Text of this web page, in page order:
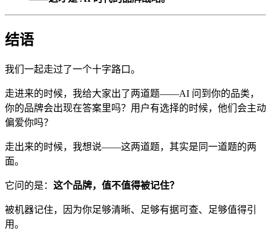
结语
我们一起走过了一个十字路口。
走进来的时候，我给大家出了两道题——AI 问到你的品类，
你的品牌会出现在答案里吗？用户有选择的时候，他们会主动
偏爱你吗？
走出来的时候，我想说——这两道题，其实是同一道题的两
面。
它问的是： 这个品牌，值不值得被记住？
被机器记住，因为你足够清晰、足够有据可查、足够值得引
用。